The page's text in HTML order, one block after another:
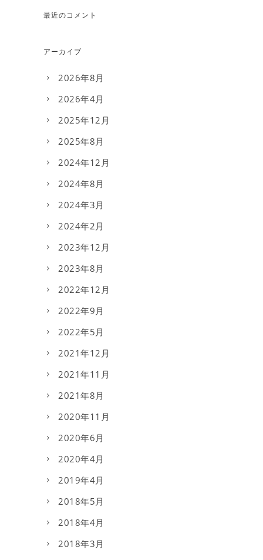
最近のコメント
アーカイブ
2026年8月
2026年4月
2025年12月
2025年8月
2024年12月
2024年8月
2024年3月
2024年2月
2023年12月
2023年8月
2022年12月
2022年9月
2022年5月
2021年12月
2021年11月
2021年8月
2020年11月
2020年6月
2020年4月
2019年4月
2018年5月
2018年4月
2018年3月